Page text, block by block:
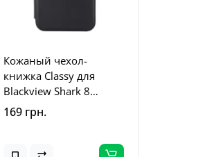
Кожаный чехол-
книжка Classy для
Blackview Shark 8
Черный
169 грн.